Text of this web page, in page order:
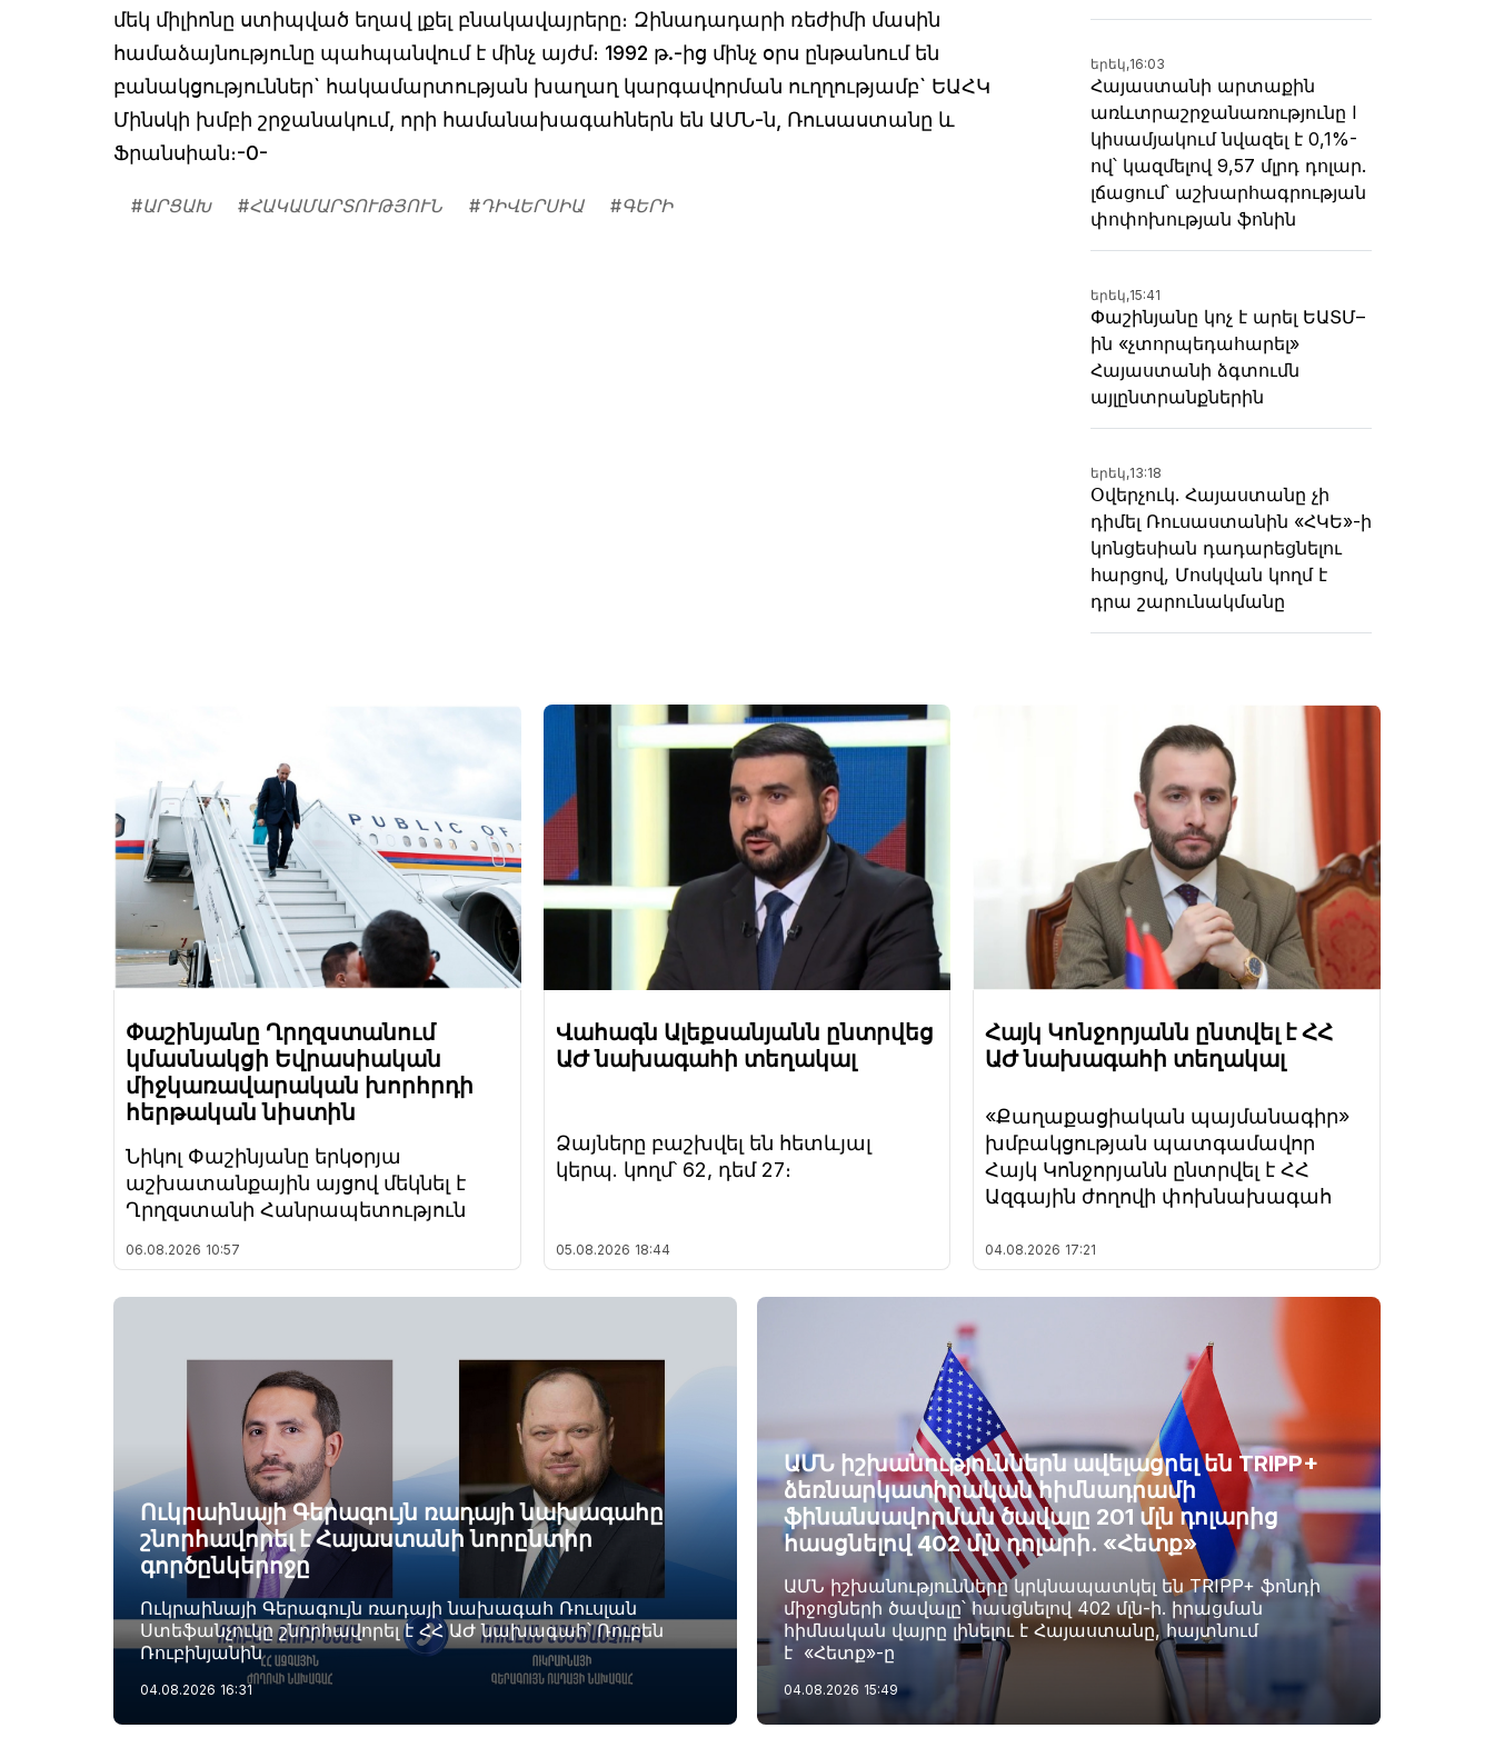
մեկ միլիոնը ստիպված եղավ լքել բնակավայրերը։ Զինադադարի ռեժիմի մասին
համաձայնությունը պահպանվում է մինչ այժմ։ 1992 թ.-ից մինչ օրս ընթանում են
բանակցություններ` հակամարտության խաղաղ կարգավորման ուղղությամբ` ԵԱՀԿ
Մինսկի խմբի շրջանակում, որի համանախագահներն են ԱՄՆ-ն, Ռուսաստանը և
Ֆրանսիան։-0-
#ԱՐՑԱԽ #ՀԱԿԱՄԱՐՏՈՒԹՅՈՒՆ #ԴԻՎԵՐՍԻԱ #ԳԵՐԻ
երեկ,16:03
Հայաստանի արտաքին
առևտրաշրջանառությունը I
կիսամյակում նվազել է 0,1%-
ով՝ կազմելով 9,57 մլրդ դոլար.
լճացում՝ աշխարհագրության
փոփոխության ֆոնին
երեկ,15:41
Փաշինյանը կոչ է արել ԵԱՏՄ–
ին «չտորպեդահարել»
Հայաստանի ձգտումն
այլընտրանքներին
երեկ,13:18
Օվերչուկ. Հայաստանը չի
դիմել Ռուսաստանին «ՀԿԵ»-ի
կոնցեսիան դադարեցնելու
հարցով, Մոսկվան կողմ է
դրա շարունակմանը
Փաշինյանը Ղրղզստանում
կմասնակցի Եվրասիական
միջկառավարական խորհրդի
հերթական նիստին
Նիկոլ Փաշինյանը երկօրյա
աշխատանքային այցով մեկնել է
Ղրղզստանի Հանրապետություն
06.08.2026 10:57
Վահագն Ալեքսանյանն ընտրվեց
ԱԺ նախագահի տեղակալ
Ձայները բաշխվել են հետևյալ
կերպ. կողմ՝ 62, դեմ 27։
05.08.2026 18:44
Հայկ Կոնջորյանն ընտվել է ՀՀ
ԱԺ նախագահի տեղակալ
«Քաղաքացիական պայմանագիր»
խմբակցության պատգամավոր
Հայկ Կոնջորյանն ընտրվել է ՀՀ
Ազգային ժողովի փոխնախագահ
04.08.2026 17:21
Ուկրաինայի Գերագույն ռադայի նախագահը
շնորհավորել է Հայաստանի նորընտիր
գործընկերոջը
Ուկրաինայի Գերագույն ռադայի նախագահ Ռուսլան
Ստեֆանչուկը շնորհավորել է ՀՀ ԱԺ նախագահ՝ Ռուբեն
Ռուբինյանին
04.08.2026 16:31
ԱՄՆ իշխանություններն ավելացրել են TRIPP+
ձեռնարկատիրական հիմնադրամի
ֆինանսավորման ծավալը 201 մլն դոլարից
հասցնելով 402 մլն դոլարի. «Հետք»
ԱՄՆ իշխանությունները կրկնապատկել են TRIPP+ ֆոնդի
միջոցների ծավալը՝ հասցնելով 402 մլն-ի. իրացման
հիմնական վայրը լինելու է Հայաստանը, հայտնում
է «Հետք»-ը
04.08.2026 15:49